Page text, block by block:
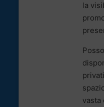
la
vasta